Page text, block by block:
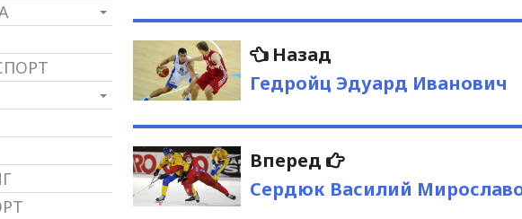
Навигация
по
записям
Назад
запись:
Гедройц Эдуард Иванович
Вперед
Следующая
запись:
Сердюк Василий